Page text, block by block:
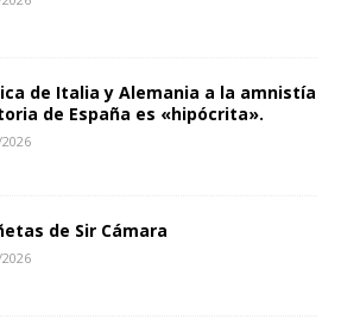
de Italia y Alemania a la amnistía
de España es «hipócrita».
de Sir Cámara